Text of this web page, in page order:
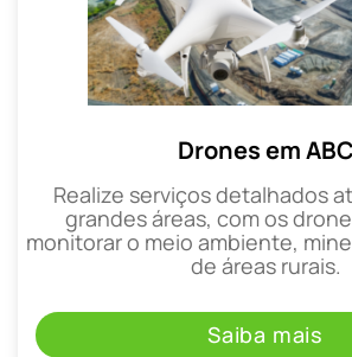
Drones em ABC
Realize serviços detalhados
grandes áreas, com os
monitorar o meio ambiente,
de áreas rurais.
Saiba mais